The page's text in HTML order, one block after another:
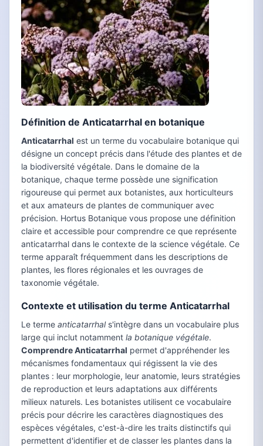
Définition de Anticatarrhal en botanique
Anticatarrhal est un terme du vocabulaire botanique qui
désigne un concept précis dans l'étude des plantes et de
la biodiversité végétale. Dans le domaine de la
botanique, chaque terme possède une signification
rigoureuse qui permet aux botanistes, aux horticulteurs
et aux amateurs de plantes de communiquer avec
précision. Hortus Botanique vous propose une définition
claire et accessible pour comprendre ce que représente
anticatarrhal dans le contexte de la science végétale. Ce
terme apparaît fréquemment dans les descriptions de
plantes, les flores régionales et les ouvrages de
taxonomie végétale.
Contexte et utilisation du terme Anticatarrhal
Le terme anticatarrhals'intègre dans un vocabulaire plus
large qui inclut notamment la botanique végétale.
Comprendre Anticatarrhal permet d'appréhender les
mécanismes fondamentaux qui régissent la vie des
plantes : leur morphologie, leur anatomie, leurs stratégies
de reproduction et leurs adaptations aux différents
milieux naturels. Les botanistes utilisent ce vocabulaire
précis pour décrire les caractères diagnostiques des
espèces végétales, c'est-à-dire les traits distinctifs qui
permettent d'identifier et de classer les plantes dans la